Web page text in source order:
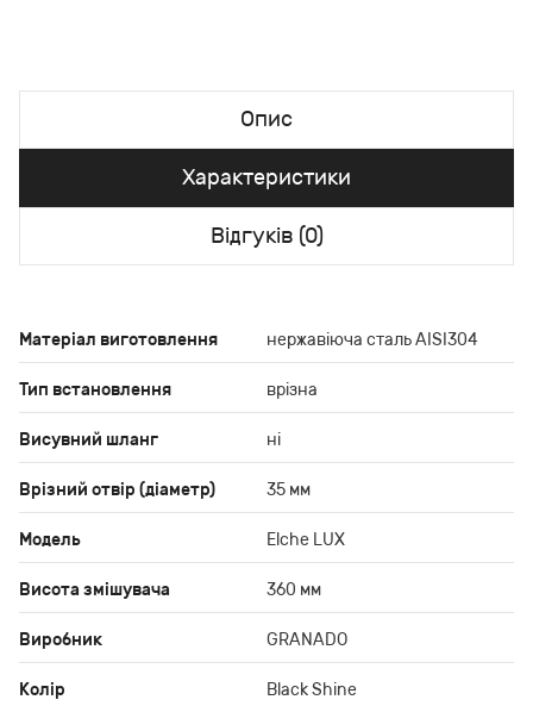
Опис
Характеристики
Відгуків (0)
Матеріал виготовлення нержавіюча сталь AISI304
Тип встановлення врізна
Висувний шланг ні
Врізний отвір (діаметр) 35 мм
Модель Elche LUX
Висота змішувача 360 мм
Виробник GRANADO
Колір Black Shine